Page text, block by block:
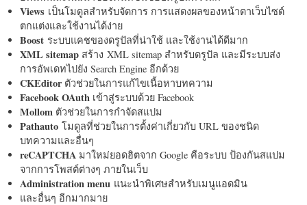
Views เป็นโมดูลสำหรับจัดการ การแสดงผลของหน้าตาเว็บไซต์
ตกแต่งและใช้งานได้ง่าย
Boost ระบบแคชของดรูปัลที่น่าใช้ และใช้งานได้ดีมาก
XML sitemap สร้าง XML sitemap สำหรับดรูปัล และมีระบบส่ง
การอัพเดทไปยัง Search Engine อีกด้วย
CKEditorตัวช่วยในการแก้ไขเนื้อหาบทความ
Facebook OAuth เข้าสู่ระบบด้วย Facebook
Mollom ตัวช่วยในการกำจัดสแปม
Pathauto โมดูลที่ช่วยในการตั้งค่าเกี่ยวกับ URL ของชนิด
บทความและอื่นๆ
reCAPTCHA มาใหม่ยอดฮิตจาก Google คือระบบ ป้องกันสแปม
จากการโพสต์ต่างๆ ภายในเว็บ
Administration menu แนะนำพิเศษสำหรับเมนูแอดมิน
และอื่นๆ อีกมากมาย